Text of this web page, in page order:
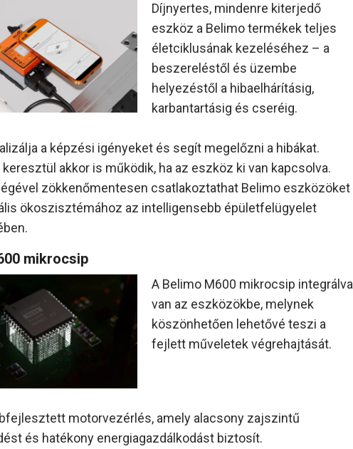
Díjnyertes, mindenre kiterjedő
eszköz a Belimo termékek teljes
életciklusának kezeléséhez – a
beszereléstől és üzembe
helyezéstől a hibaelhárításig,
karbantartásig és cseréig.
a képzési igényeket és segít megelőzni a hibákat.
keresztül akkor is működik, ha az eszköz ki van kapcsolva.
zökkenőmentesen csatlakoztathat Belimo eszközöket
ökoszisztémához az intelligensebb épületfelügyelet
mikrocsip
A Belimo M600 mikrocsip integrálva
van az eszközökbe, melynek
köszönhetően lehetővé teszi a
fejlett műveletek végrehajtását.
motorvezérlés, amely alacsony zajszintű
és hatékony energiagazdálkodást biztosít.